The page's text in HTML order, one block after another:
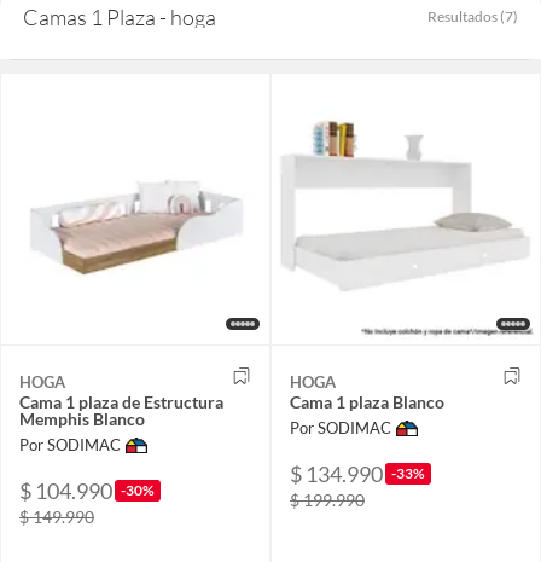
Camas 1 Plaza - hoga Resultados (7)
HOGA
Cama 1 plaza de Estructura
Memphis Blanco
Por SODIMAC
$ 104.990 -30%
$ 149.990
HOGA
Cama 1 plaza Blanco
Por SODIMAC
$ 134.990 -33%
$ 199.990